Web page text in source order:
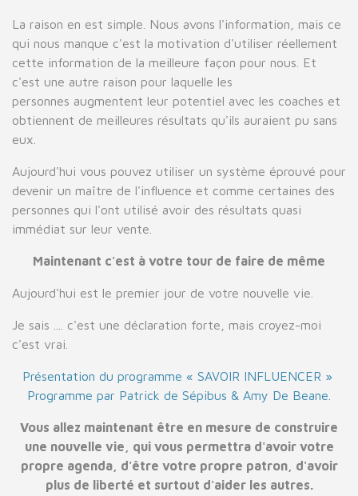
La raison en est simple. Nous avons l'information, mais ce
qui nous manque c'est la motivation d'utiliser réellement
cette information de la meilleure façon pour nous. Et
c'est une autre raison pour laquelle les
personnes augmentent leur potentiel avec les coaches et
obtiennent de meilleures résultats qu'ils auraient pu sans
eux.
Aujourd'hui vous pouvez utiliser un système éprouvé pour
devenir un maître de l'influence et comme certaines des
personnes qui l'ont utilisé avoir des résultats quasi
immédiat sur leur vente.
Maintenant c'est à votre tour de faire de même
Aujourd'hui est le premier jour de votre nouvelle vie.
Je sais .... c'est une déclaration forte, mais croyez-moi
c'est vrai.
Présentation du programme « SAVOIR INFLUENCER »
Programme par Patrick de Sépibus & Amy De Beane.
Vous allez maintenant être en mesure de construire
une nouvelle vie, qui vous permettra d'avoir votre
propre agenda, d'être votre propre patron, d'avoir
plus de liberté et surtout d'aider les autres.